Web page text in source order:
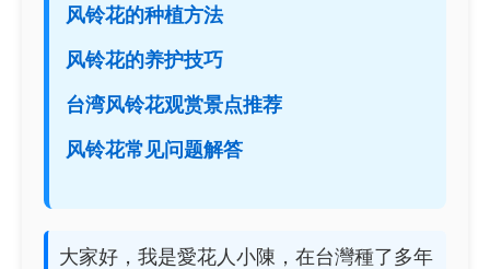
风铃花的种植方法
风铃花的养护技巧
台湾风铃花观赏景点推荐
风铃花常见问题解答
大家好，我是愛花人小陳，在台灣種了多年